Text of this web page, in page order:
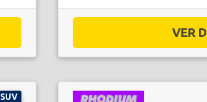
VER
SUV